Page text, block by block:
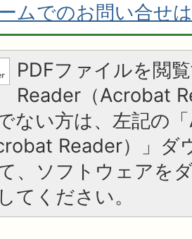
ムでのお問い合せ
PDFファイルを閲
Reader（Acrobat
ない方は、左記の
Reader）」ダ
、ソフトウェアを
てください。